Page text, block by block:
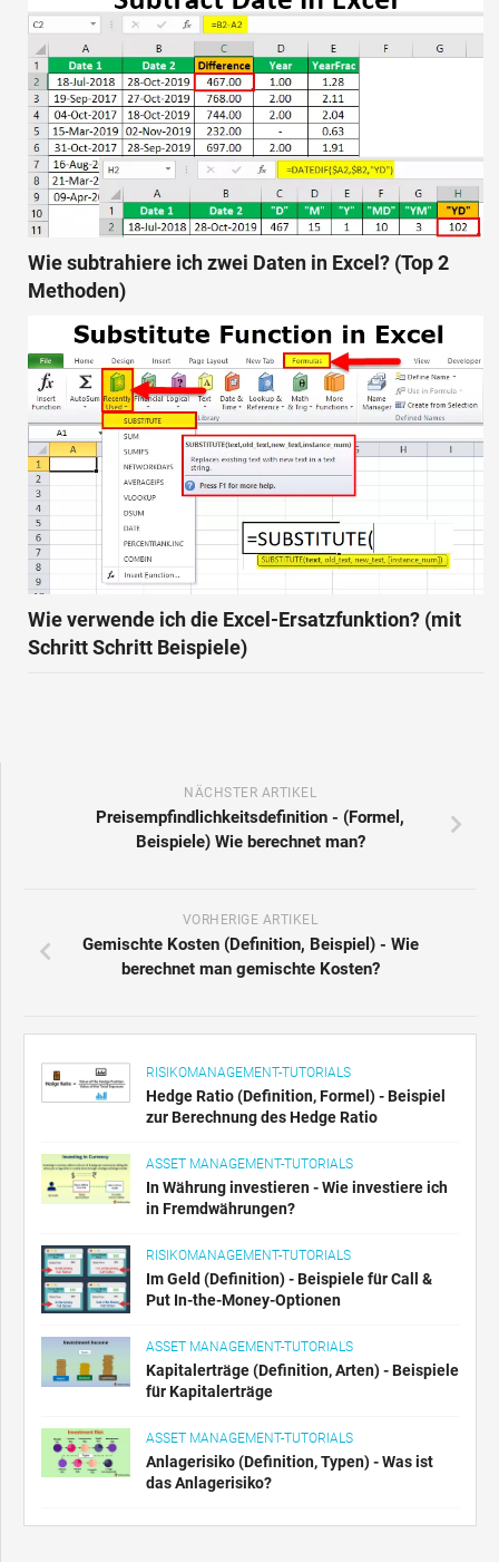
Wie subtrahiere ich zwei Daten in Excel? (Top 2
Methoden)
Wie verwende ich die Excel-Ersatzfunktion? (mit
Schritt Schritt Beispiele)
NÄCHSTER ARTIKEL
Preisempfindlichkeitsdefinition - (Formel,
Beispiele) Wie berechnet man?
VORHERIGE ARTIKEL
Gemischte Kosten (Definition, Beispiel) - Wie
berechnet man gemischte Kosten?
RISIKOMANAGEMENT-TUTORIALS
Hedge Ratio (Definition, Formel) - Beispiel
zur Berechnung des Hedge Ratio
ASSET MANAGEMENT-TUTORIALS
In Währung investieren - Wie investiere ich
in Fremdwährungen?
RISIKOMANAGEMENT-TUTORIALS
Im Geld (Definition) - Beispiele für Call &
Put In-the-Money-Optionen
ASSET MANAGEMENT-TUTORIALS
Kapitalerträge (Definition, Arten) - Beispiele
für Kapitalerträge
ASSET MANAGEMENT-TUTORIALS
Anlagerisiko (Definition, Typen) - Was ist
das Anlagerisiko?